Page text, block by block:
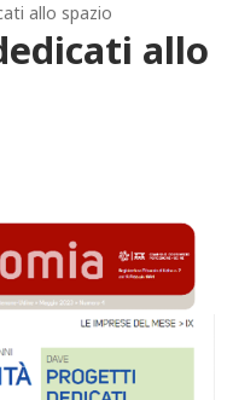
allo spazio
allo